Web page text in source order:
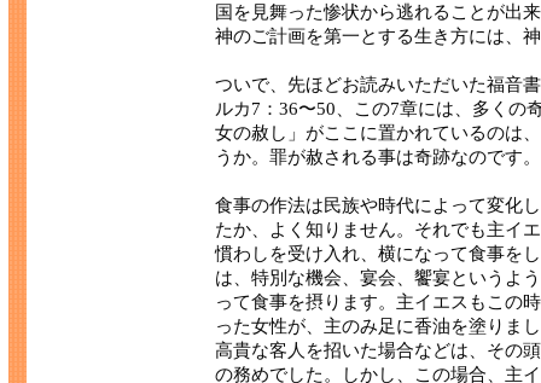
国を見舞った惨状から逃れることが出
神のご計画を第一とする生き方には、
ついで、先ほどお読みいただいた福音
ルカ7：36〜50、この7章には、多くの
女の赦し」がここに置かれているのは
うか。罪が赦される事は奇跡なのです。
食事の作法は民族や時代によって変化
たか、よく知りません。それでも主イ
慣わしを受け入れ、横になって食事を
は、特別な機会、宴会、饗宴というよ
って食事を摂ります。主イエスもこの
った女性が、主のみ足に香油を塗りま
高貴な客人を招いた場合などは、その
の務めでした。しかし、この場合、主